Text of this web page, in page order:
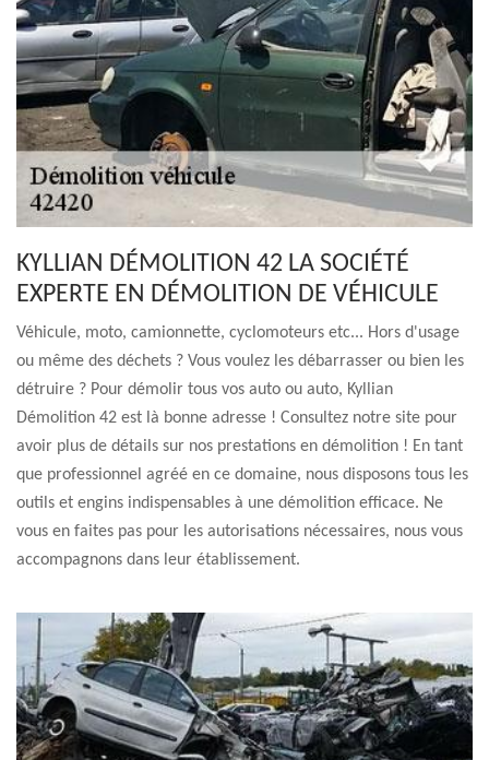
KYLLIAN DÉMOLITION 42 LA SOCIÉTÉ
EXPERTE EN DÉMOLITION DE VÉHICULE
Véhicule, moto, camionnette, cyclomoteurs etc... Hors d'usage
ou même des déchets ? Vous voulez les débarrasser ou bien les
détruire ? Pour démolir tous vos auto ou auto, Kyllian
Démolition 42 est là bonne adresse ! Consultez notre site pour
avoir plus de détails sur nos prestations en démolition ! En tant
que professionnel agréé en ce domaine, nous disposons tous les
outils et engins indispensables à une démolition efficace. Ne
vous en faites pas pour les autorisations nécessaires, nous vous
accompagnons dans leur établissement.